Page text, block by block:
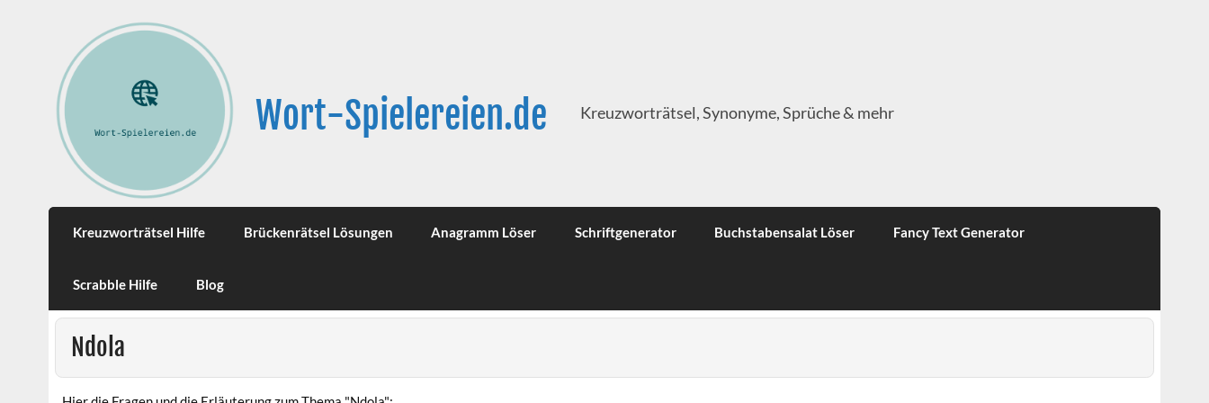
Wort-Spielereien.de Kreuzworträtsel, Synonyme, Sprüche & mehr
Kreuzworträtsel Hilfe Brückenrätsel Lösungen Anagramm Löser Schriftgenerator Buchstabensalat Löser Fancy Text Generator
Scrabble Hilfe Blog
Ndola